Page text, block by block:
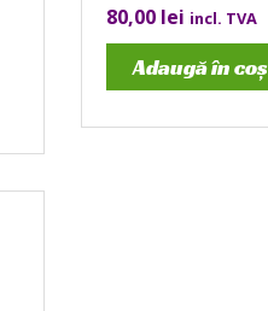
80,00 lei incl. TVA
Adaugă în coș